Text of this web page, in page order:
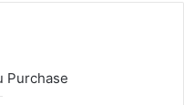
Purchase